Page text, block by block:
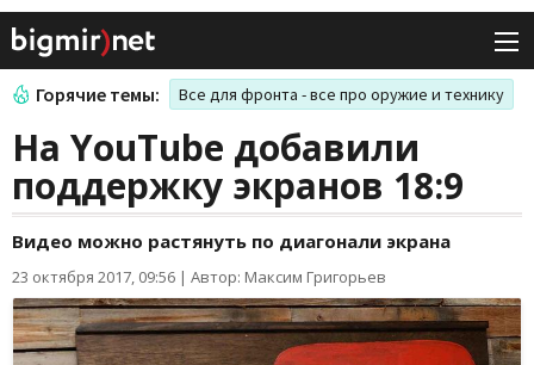
Горячие темы: Все для фронта - все про оружие и технику
На YouTube добавили
поддержку экранов 18:9
Видео можно растянуть по диагонали экрана
23 октября 2017, 09:56 | Автор: Максим Григорьев